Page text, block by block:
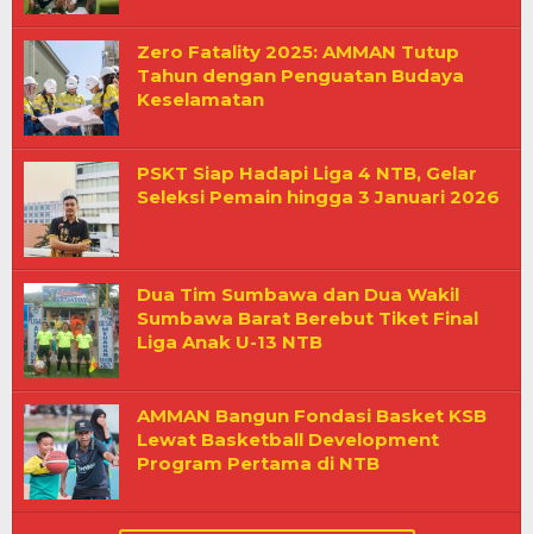
Zero Fatality 2025: AMMAN Tutup
Tahun dengan Penguatan Budaya
Keselamatan
PSKT Siap Hadapi Liga 4 NTB, Gelar
Seleksi Pemain hingga 3 Januari 2026
Dua Tim Sumbawa dan Dua Wakil
Sumbawa Barat Berebut Tiket Final
Liga Anak U-13 NTB
AMMAN Bangun Fondasi Basket KSB
Lewat Basketball Development
Program Pertama di NTB